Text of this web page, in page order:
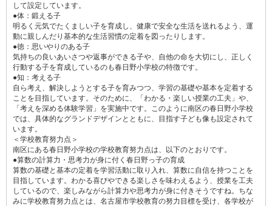
して設定しています。
●体：鍛える子
明るく元気でたくましい子を育成し、健康で安全な生活を送れるよう、運
動に親しんだり基本的な生活習慣の定着を図ったりします。
●徳：思いやりのある子
気持ちの良いあいさつや返事ができる子や、自他の命を大切にし、正しく
行動する子を育成しているのも春日野小学校の特徴です。
●知：考える子
自ら考え、解決しようとする子を育みつつ、学習の基礎や基本を定着する
ことを目指しています。そのために、「わかる・楽しい授業の工夫」や、
「考えを深める体験学習」を実施中です。このように南区の春日野小学校
では、具体的なグランドデザインとともに、目指す子ども像も設定されて
います。
＜学校教育努力点＞
南区にある春日野小学校の学校教育努力点は、以下のとおりです。
●算数の計算力・思考力が身に付く春日野っ子の育成
算数の基礎と基本の定着を学習活動に取り入れ、算数に自信を持つことを
目指しています。わかる喜びやできる楽しさを味わえるよう、授業を工夫
しているので、楽しみながら計算力や思考力が身に付きそうですね。ちな
みに学校教育努力点とは、名古屋市学校教育の努力目標を受け、各学校が